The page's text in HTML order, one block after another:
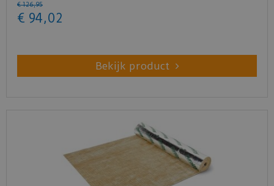
€ 126,95
€ 94,02
Bekijk product